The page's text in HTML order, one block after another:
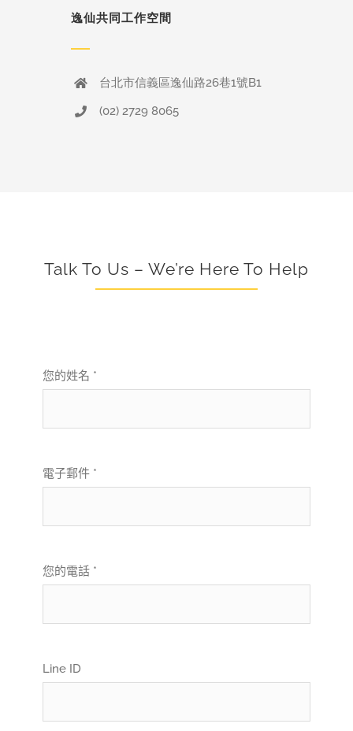
逸仙共同工作空間
台北市信義區逸仙路26巷1號B1
(02) 2729 8065
Talk To Us – We’re Here To Help
您的姓名 *
電子郵件 *
您的電話 *
Line ID